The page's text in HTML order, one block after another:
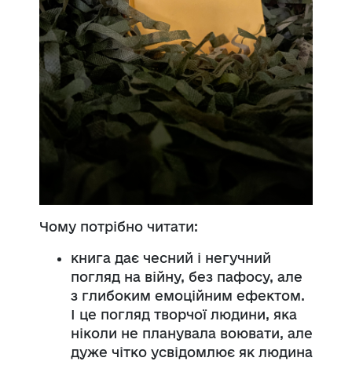
Чому потрібно читати:
книга дає чесний і негучний
погляд на війну, без пафосу, але
з глибоким емоційним ефектом.
І це погляд творчої людини, яка
ніколи не планувала воювати, але
дуже чітко усвідомлює як людина